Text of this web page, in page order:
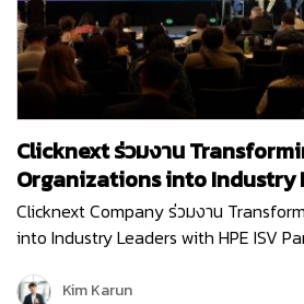
Clicknext ร่วมงาน
Organizations into Industry
ISV Partners
Clicknext Company ร่วมงาน
into Industry Leaders with HPE ISV
อัปเดตนวัตกรรมใหม่ๆ การนำเทคโนโลยีด้า
Kim Karun